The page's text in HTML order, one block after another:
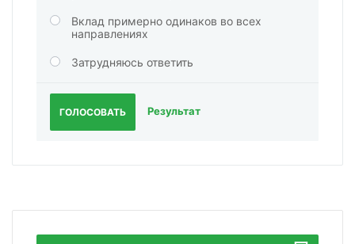
Вклад примерно одинаков во всех
направлениях
Затрудняюсь ответить
ГОЛОСОВАТЬ Результат